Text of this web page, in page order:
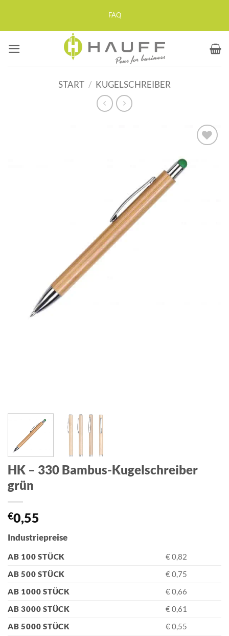
springen
FAQ
START / KUGELSCHREIBER
Merkliste
HK – 330 Bambus-Kugelschreiber
grün
€0,55
Industriepreise
AB 100 STÜCK
€ 0,82
AB 500 STÜCK
€ 0,75
AB 1000 STÜCK
€ 0,66
AB 3000 STÜCK
€ 0,61
AB 5000 STÜCK
€ 0,55